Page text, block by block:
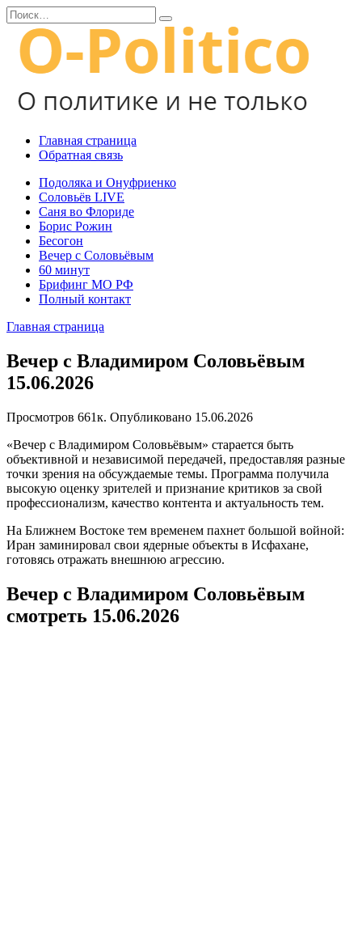
Перейти
к
содержанию
Search
for:
Главная страница
Обратная связь
Подоляка и Онуфриенко
Соловьёв LIVE
Саня во Флориде
Борис Рожин
Бесогон
Вечер с Соловьёвым
60 минут
Брифинг МО РФ
Полный контакт
Главная страница
Вечер с Владимиром Соловьёвым
15.06.2026
Просмотров 661к. Опубликовано 15.06.2026
«Вечер с Владимиром Соловьёвым» старается быть
объективной и независимой передачей, предоставляя разные
точки зрения на обсуждаемые темы. Программа получила
высокую оценку зрителей и признание критиков за свой
профессионализм, качество контента и актуальность тем.
На Ближнем Востоке тем временем пахнет большой войной:
Иран заминировал свои ядерные объекты в Исфахане,
готовясь отражать внешнюю агрессию.
Вечер с Владимиром Соловьёвым
смотреть 15.06.2026